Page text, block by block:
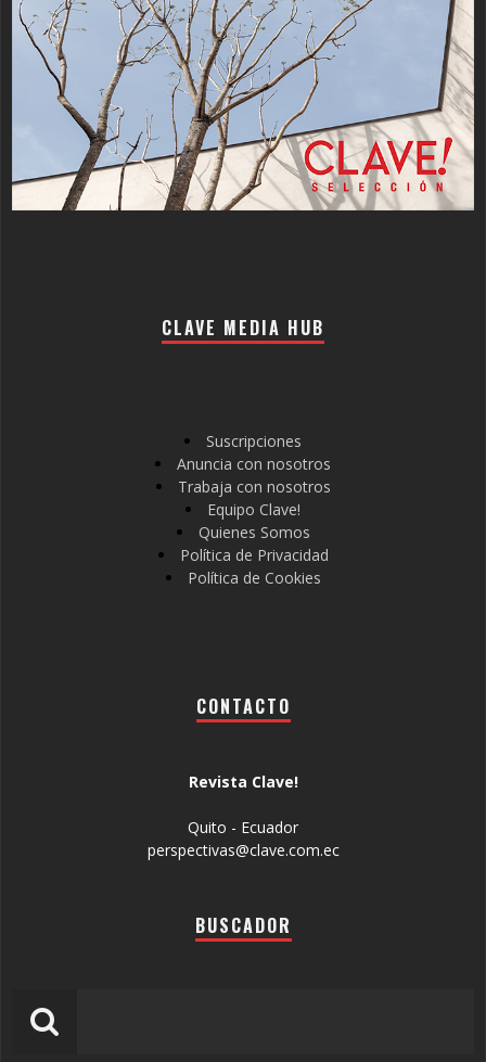
CLAVE MEDIA HUB
Suscripciones
Anuncia con nosotros
Trabaja con nosotros
Equipo Clave!
Quienes Somos
Política de Privacidad
Política de Cookies
CONTACTO
Revista Clave!
Quito - Ecuador
perspectivas@clave.com.ec
BUSCADOR